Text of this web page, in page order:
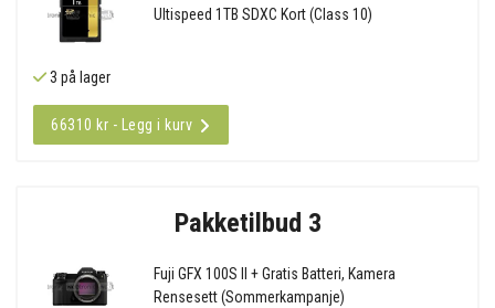
Ultispeed 1TB SDXC Kort (Class 10)
3 på lager
66310 kr - Legg i kurv
Pakketilbud 3
Fuji GFX 100S II + Gratis Batteri, Kamera
Rensesett (Sommerkampanje)